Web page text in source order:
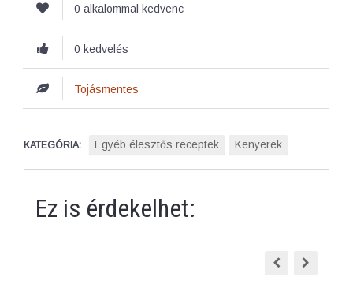
0 alkalommal kedvenc
0 kedvelés
Tojásmentes
KATEGÓRIA: Egyéb élesztős receptek Kenyerek
Ez is érdekelhet: